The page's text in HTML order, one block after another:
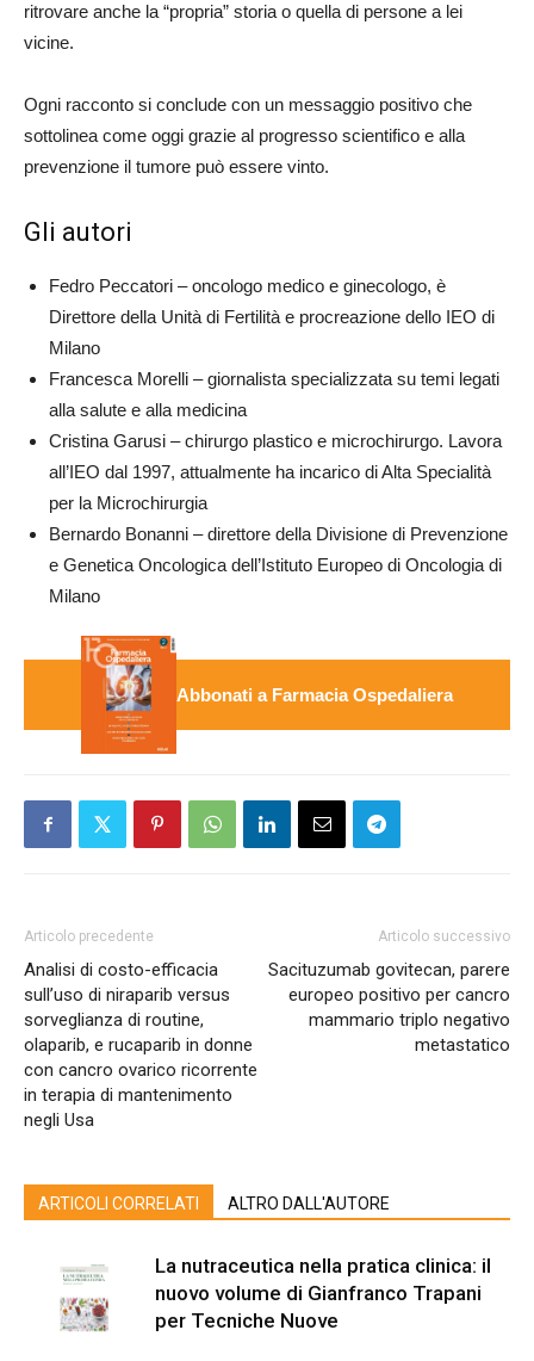
ritrovare anche la “propria” storia o quella di persone a lei
vicine.
Ogni racconto si conclude con un messaggio positivo che
sottolinea come oggi grazie al progresso scientifico e alla
prevenzione il tumore può essere vinto.
Gli autori
Fedro Peccatori – oncologo medico e ginecologo, è
Direttore della Unità di Fertilità e procreazione dello IEO di
Milano
Francesca Morelli – giornalista specializzata su temi legati
alla salute e alla medicina
Cristina Garusi – chirurgo plastico e microchirurgo. Lavora
all’IEO dal 1997, attualmente ha incarico di Alta Specialità
per la Microchirurgia
Bernardo Bonanni – direttore della Divisione di Prevenzione
e Genetica Oncologica dell’Istituto Europeo di Oncologia di
Milano
Abbonati a Farmacia Ospedaliera
Articolo precedente
Analisi di costo-efficacia
sull’uso di niraparib versus
sorveglianza di routine,
olaparib, e rucaparib in donne
con cancro ovarico ricorrente
in terapia di mantenimento
negli Usa
Articolo successivo
Sacituzumab govitecan, parere
europeo positivo per cancro
mammario triplo negativo
metastatico
ARTICOLI CORRELATI ALTRO DALL'AUTORE
La nutraceutica nella pratica clinica: il
nuovo volume di Gianfranco Trapani
per Tecniche Nuove